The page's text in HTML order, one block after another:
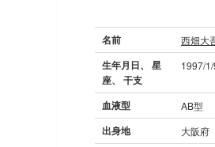
名前 西畑大
生年月日、 星
座、 干支
1997/
血液型 AB型
出身地 大阪府